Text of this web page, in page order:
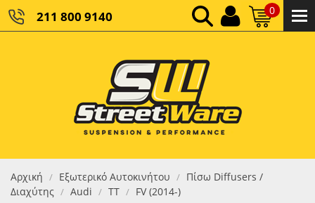
211 800 9140 0
ΚΑΘΑΡΌ ΣΎΝΟΛΟ:
ΤΕΛΙΚΌ ΣΎΝΟΛΟ:0,00 €
Αρχική / Εξωτερικό Αυτοκινήτου / Πίσω Diffusers /
Διαχύτης / Audi / TT / FV (2014-)